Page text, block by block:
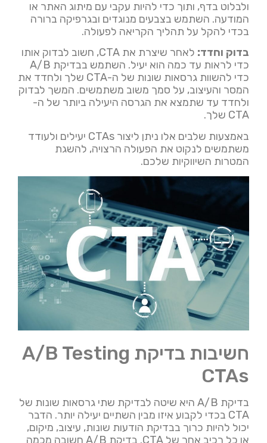
ולבלוט בדף, ותוך כדי להיות עקבי עם מיתוג האתר או
המודעה. השתמש בצבעים מנוגדים ובגרפיקה ברורה
בכדי להקל על תהליך הקריאה לפעולה.
בדוק וחדד:
לאחר שיצרת את CTA, חשוב לבדוק אותו
כדי לראות עד כמה הוא יעיל. השתמש בבדיקת A/B
כדי להשוות גרסאות שונות של ה-CTA שלך ולחדד את
המסר והעיצוב, על סמך משוב משתמשים. המשך לבדוק
ולחדד עד שתמצא את הגרסה היעילה ביותר של ה-
CTA שלך.
באמצעות שלבים אלו ניתן ליצור CTAs יעילים ולעודד
משתמשים לנקוט את הפעולה הרצויה, להשגת
המטרות השיווקיות שלכם.
חשיבות בדיקת A/B Testing
CTAs
בדיקת A/B היא שיטה לבדיקת שתי גרסאות שונות של
CTA בכדי לקבוע איזו מבין השתיים יעילה יותר. הדבר
יכול להיות כרוך בבדיקת הודעות שונות, עיצוב, מיקום,
או כל רכיב אחר של CTA. בדיקת A/B חשובה מכמה